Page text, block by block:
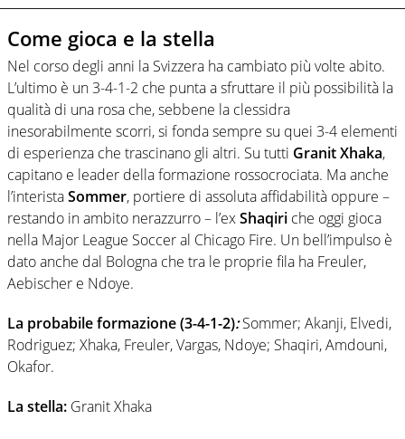
Come gioca e la stella
Nel corso degli anni la Svizzera ha cambiato più volte abito.
L’ultimo è un 3-4-1-2 che punta a sfruttare il più possibilità la
qualità di una rosa che, sebbene la clessidra
inesorabilmente scorri, si fonda sempre su quei 3-4 elementi
di esperienza che trascinano gli altri. Su tutti Granit Xhaka,
capitano e leader della formazione rossocrociata. Ma anche
l’interistaSommer, portiere di assoluta affidabilità oppure –
restando in ambito nerazzurro – l’exShaqiri che oggi gioca
nella Major League Soccer al Chicago Fire. Un bell’impulso è
dato anche dal Bologna che tra le proprie fila ha Freuler,
Aebischer e Ndoye.
La probabile formazione (3-4-1-2):Sommer; Akanji, Elvedi,
Rodriguez; Xhaka, Freuler, Vargas, Ndoye; Shaqiri, Amdouni,
Okafor.
La stella: Granit Xhaka